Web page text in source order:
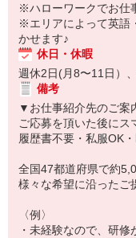
※ハローワークでお仕
※エリアによって英語
かせます♪
休日・休暇
週休2日(月8〜11日）
備考
▼お仕事紹介先のご案
ご応募を頂いた後にス
履歴書不要・私服OK
全国47都道府県で約
様々な希望に沿ったご
〈例〉
・未経験なので、研